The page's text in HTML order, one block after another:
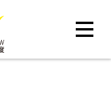
Toggle